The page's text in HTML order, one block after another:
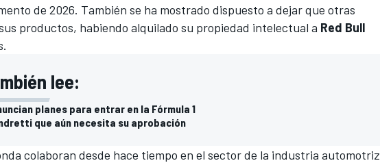
de 2026. También se ha mostrado dispuesto a dejar que otras
productos, habiendo alquilado su propiedad intelectual a Red Bull
lee:
planes para entrar en la Fórmula 1
que aún necesita su aprobación
colaboran desde hace tiempo en el sector de la industria automotriz